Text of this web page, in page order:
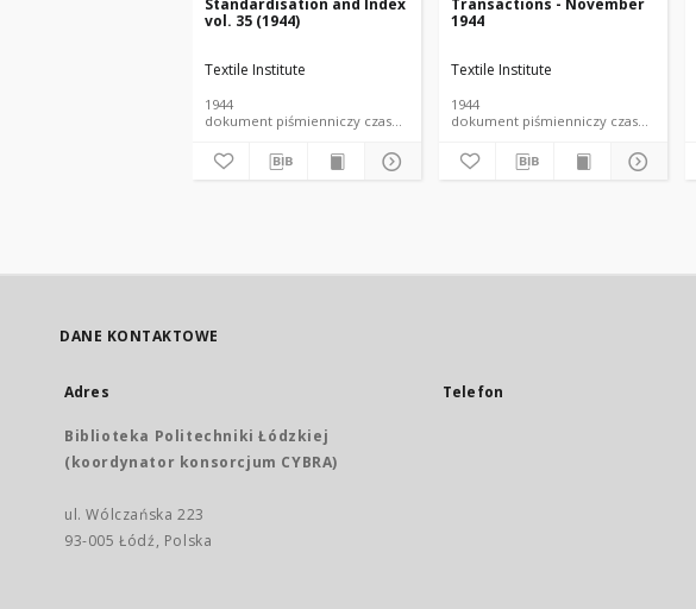
Standardisation and Index
vol. 35 (1944)
Textile Institute
1944
dokument piśmienniczy czasopismo
Transactions - November
1944
Textile Institute
1944
dokument piśmienniczy czasopismo
DANE KONTAKTOWE
Adres
Biblioteka Politechniki Łódzkiej
(koordynator konsorcjum CYBRA)
ul. Wólczańska 223
93-005 Łódź, Polska
Telefon